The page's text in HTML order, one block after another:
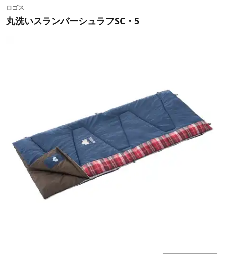
ロゴス
丸洗いスランバーシュラフSC・5